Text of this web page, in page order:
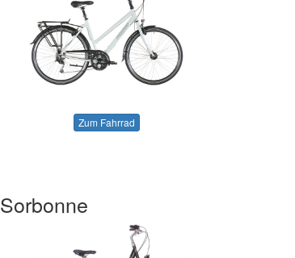
Zum Fahrrad
Sorbonne